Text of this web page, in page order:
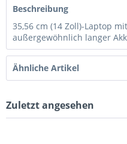
Beschreibung
35,56 cm (14 Zoll)-Laptop
außergewöhnlich langer
Ähnliche Artikel
Zuletzt angesehen